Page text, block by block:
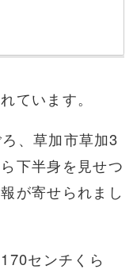
ています。
、草加市草加3
下半身を見せつ
が寄せられまし
センチくら